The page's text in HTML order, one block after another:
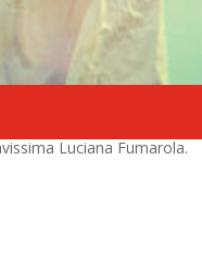
Luciana Fumarola.